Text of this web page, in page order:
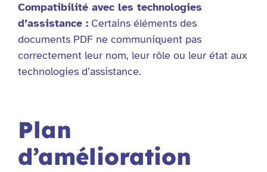
Compatibilité avec les technologies
d’assistance : Certains éléments des
documents PDF ne communiquent pas
correctement leur nom, leur rôle ou leur état aux
technologies d’assistance.
Plan
d’amélioration